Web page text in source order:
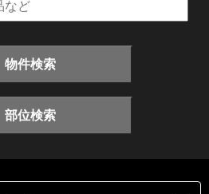
物件検索
部位検索